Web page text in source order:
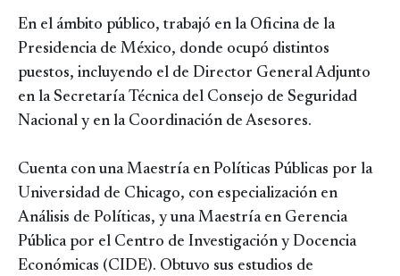
En el ámbito público, trabajó en la Oficina de la
Presidencia de México, donde ocupó distintos
puestos, incluyendo el de Director General Adjunto
en la Secretaría Técnica del Consejo de Seguridad
Nacional y en la Coordinación de Asesores.
Cuenta con una Maestría en Políticas Públicas por la
Universidad de Chicago, con especialización en
Análisis de Políticas, y una Maestría en Gerencia
Pública por el Centro de Investigación y Docencia
Económicas (CIDE). Obtuvo sus estudios de